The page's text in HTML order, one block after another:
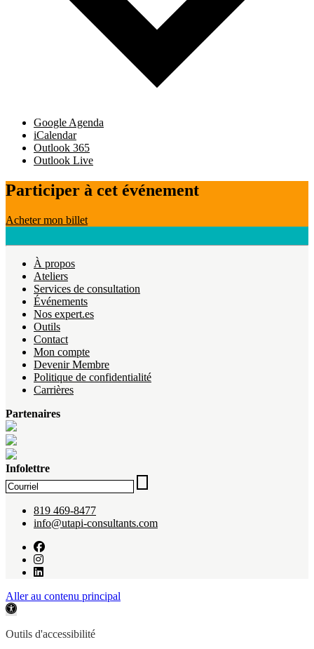
Google Agenda
iCalendar
Outlook 365
Outlook Live
Participer à cet événement
Acheter mon billet
À propos
Ateliers
Services de consultation
Événements
Nos expert.es
Outils
Contact
Mon compte
Devenir Membre
Politique de confidentialité
Carrières
Partenaires
Infolettre
819 469-8477
info@utapi-consultants.com
Aller au contenu principal
Ouvrir la barre d’outils
Outils d'accessibilité